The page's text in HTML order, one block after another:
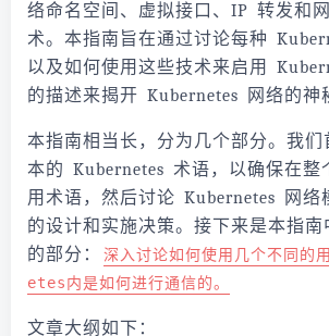
络命名空间、虚拟接口、IP 转发和
术。本指南旨在通过讨论每种
以及如何使用这些技术来启用
的描述来揭开 Kubernetes 网络的神
本指南相当长，分为几个部分。我们
本的 Kubernetes 术语，以确保在整
用术语，然后讨论 Kubernetes 网络
的设计和实施决策。接下来是本指南
的部分：
深入讨论如何使用几个不同的
etes内是如何进行通信的。
文章大纲如下：